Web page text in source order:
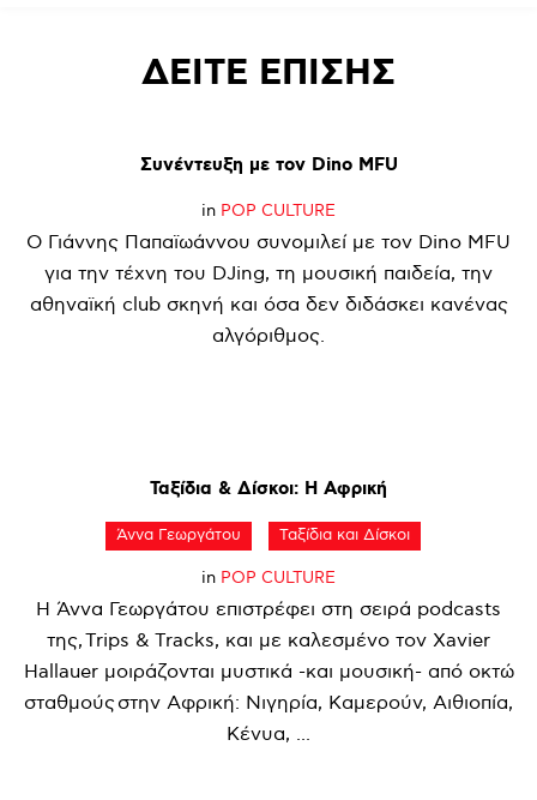
ΔΕΙΤΕ ΕΠΙΣΗΣ
Συνέντευξη με τον Dino MFU
in POP CULTURE
Ο Γιάννης Παπαϊωάννου συνομιλεί με τον Dino MFU
για την τέχνη του DJing, τη μουσική παιδεία, την
αθηναϊκή club σκηνή και όσα δεν διδάσκει κανένας
αλγόριθμος.
Ταξίδια & Δίσκοι: Η Αφρική
Άννα Γεωργάτου Ταξίδια και Δίσκοι
in POP CULTURE
Η Άννα Γεωργάτου επιστρέφει στη σειρά podcasts
της, Trips & Tracks, και με καλεσμένο τον Xavier
Hallauer μοιράζονται μυστικά -και μουσική- από οκτώ
σταθμούς στην Αφρική: Νιγηρία, Καμερούν, Αιθιοπία,
Κένυα, ...